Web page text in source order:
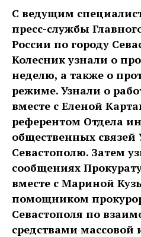
С ведущим
пресс-службы
России по городу
Колесник узнали о
неделю, а также о
режиме. Узнали о
вместе с Еленой
референтом Отдела
общественных
Севастополю. Затем
сообщениях
вместе с Мариной
помощником
Севастополя по
средствами